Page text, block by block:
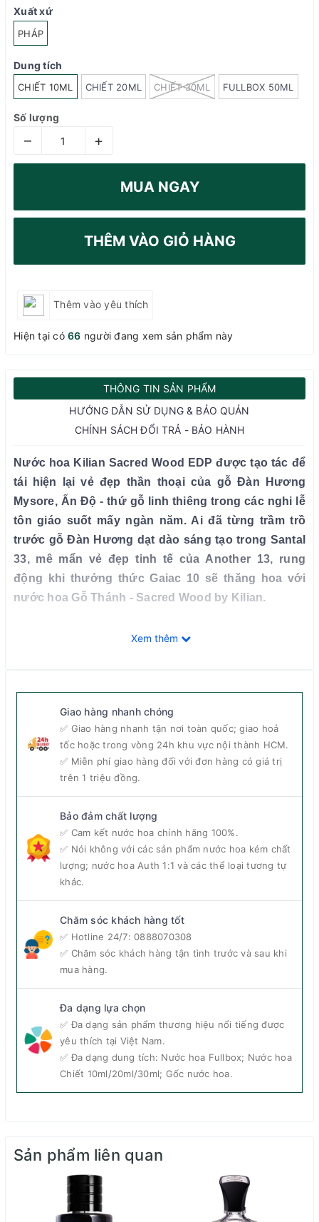
Xuất xứ
PHÁP
Dung tích
CHIẾT 10ML CHIẾT 20ML CHIẾT 30ML FULLBOX 50ML
Số lượng
– +
MUA NGAY
THÊM VÀO GIỎ HÀNG
Thêm vào yêu thích
Hiện tại có 66 người đang xem sản phẩm này
THÔNG TIN SẢN PHẨM
HƯỚNG DẪN SỬ DỤNG & BẢO QUẢN
CHÍNH SÁCH ĐỔI TRẢ - BẢO HÀNH
Nước hoa Kilian Sacred Wood EDP được tạo tác để
tái hiện lại vẻ đẹp thần thoại của gỗ Đàn Hương
Mysore, Ấn Độ - thứ gỗ linh thiêng trong các nghi lễ
tôn giáo suốt mấy ngàn năm. Ai đã từng trầm trồ
trước gỗ Đàn Hương dạt dào sáng tạo trong Santal
33, mê mẩn vẻ đẹp tinh tế của Another 13, rung
động khi thưởng thức Gaiac 10 sẽ thăng hoa với
nước hoa Gỗ Thánh - Sacred Wood by Kilian.
Tổng quan về nước hoa Kilian Sacred Wood
Nước hoa Gỗ Thánh Kilian Sacred Wood EDP (Ảnh: Parfumerie.vn)
Đầu tiên phải nói rõ Sacred Wood là một tác phẩm của
hơn 30 mùi hương cho Kilian, lừng lẫy trong giới làm
hương với Dior J'adore, Marc Jacobs Lola, Tom Ford
Velvet Orchid, Dylan Blue Versace... Không chỉ được
mệnh danh là Bà tiên hoa bởi những chế tác nốt hương
Xem thêm
Giao hàng nhanh chóng
✅ Giao hàng nhanh tận nơi toàn quốc; giao hoả
tốc hoặc trong vòng 24h khu vực nội thành HCM.
✅ Miễn phí giao hàng đối với đơn hàng có giá trị
trên 1 triệu đồng.
Bảo đảm chất lượng
✅ Cam kết nước hoa chính hãng 100%.
✅ Nói không với các sản phẩm nước hoa kém chất
lượng; nước hoa Auth 1:1 và các thể loại tương tự
khác.
Chăm sóc khách hàng tốt
✅ Hotline 24/7: 0888070308
✅ Chăm sóc khách hàng tận tình trước và sau khi
mua hàng.
Đa dạng lựa chọn
✅ Đa dạng sản phẩm thương hiệu nổi tiếng được
yêu thích tại Việt Nam.
✅ Đa dạng dung tích: Nước hoa Fullbox; Nước hoa
Chiết 10ml/20ml/30ml; Gốc nước hoa.
Sản phẩm liên quan